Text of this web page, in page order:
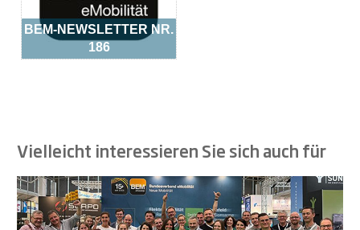
BEM-NEWSLETTER NR.
186
Vielleicht interessieren Sie sich auch für